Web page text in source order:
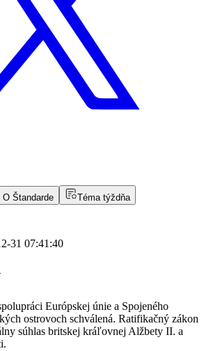
O Štandarde
Téma týždňa
31 07:41:40
Európskej únie a Spojeného
ostrovoch schválená. Ratifikačný zákon
súhlas britskej kráľovnej Alžbety II. a